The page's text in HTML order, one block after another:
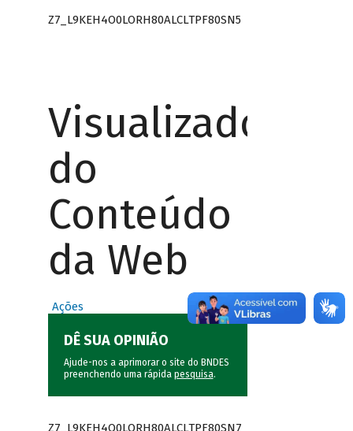
Z7_L9KEH4O0LORH80ALCLTPF80SN5
Visualizador
do
Conteúdo
da Web
Ações
DÊ SUA OPINIÃO
Ajude-nos a aprimorar o site do BNDES
preenchendo uma rápida pesquisa.
Z7_L9KEH4O0LORH80ALCLTPF80SN7